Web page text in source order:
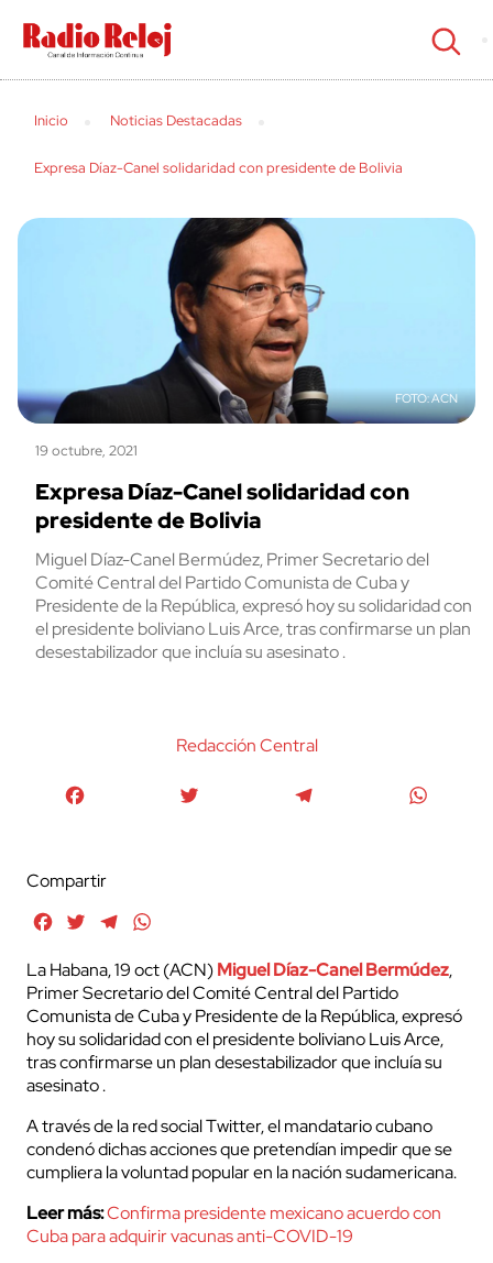
cerrar
Inicio Noticias Destacadas
Expresa Díaz-Canel solidaridad con presidente de Bolivia
ACN
19 octubre, 2021
Expresa Díaz-Canel solidaridad con
presidente de Bolivia
Miguel Díaz-Canel Bermúdez, Primer Secretario del
Comité Central del Partido Comunista de Cuba y
Presidente de la República, expresó hoy su solidaridad con
el presidente boliviano Luis Arce, tras confirmarse un plan
desestabilizador que incluía su asesinato .
Redacción Central
Compartir
FacebookTwitterTelegram
La Habana, 19 oct (ACN)Miguel Díaz-Canel Bermúdez,
Primer Secretario del Comité Central del Partido
Comunista de Cuba y Presidente de la República, expresó
hoy su solidaridad con el presidente boliviano Luis Arce,
tras confirmarse un plan desestabilizador que incluía su
asesinato .
A través de la red social Twitter, el mandatario cubano
condenó dichas acciones que pretendían impedir que se
cumpliera la voluntad popular en la nación sudamericana.
Leer más:Confirma presidente mexicano acuerdo con
Cuba para adquirir vacunas anti-COVID-19